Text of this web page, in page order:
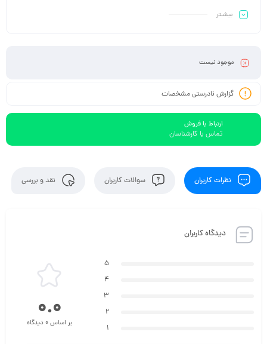
بیشـتر
موجود نیست
گزارش نادرستی مشخصات
ارتباط با فروش
تماس با کارشناسان
نظرات کاربران سوالات کاربران نقد و بررسی
دیدگاه کاربران
5
4
3
2
1
0.0
بر اساس 0 دیدگاه